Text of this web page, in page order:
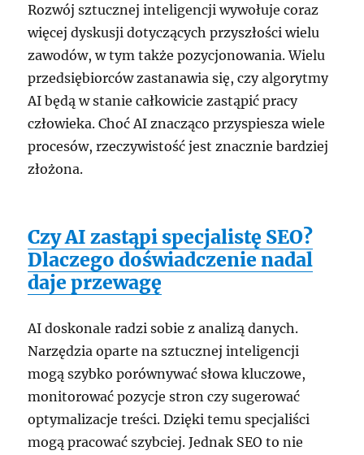
Rozwój sztucznej inteligencji wywołuje coraz
więcej dyskusji dotyczących przyszłości wielu
zawodów, w tym także pozycjonowania. Wielu
przedsiębiorców zastanawia się, czy algorytmy
AI będą w stanie całkowicie zastąpić pracy
człowieka. Choć AI znacząco przyspiesza wiele
procesów, rzeczywistość jest znacznie bardziej
złożona.
Czy AI zastąpi specjalistę SEO?
Dlaczego doświadczenie nadal
daje przewagę
AI doskonale radzi sobie z analizą danych.
Narzędzia oparte na sztucznej inteligencji
mogą szybko porównywać słowa kluczowe,
monitorować pozycje stron czy sugerować
optymalizacje treści. Dzięki temu specjaliści
mogą pracować szybciej. Jednak SEO to nie